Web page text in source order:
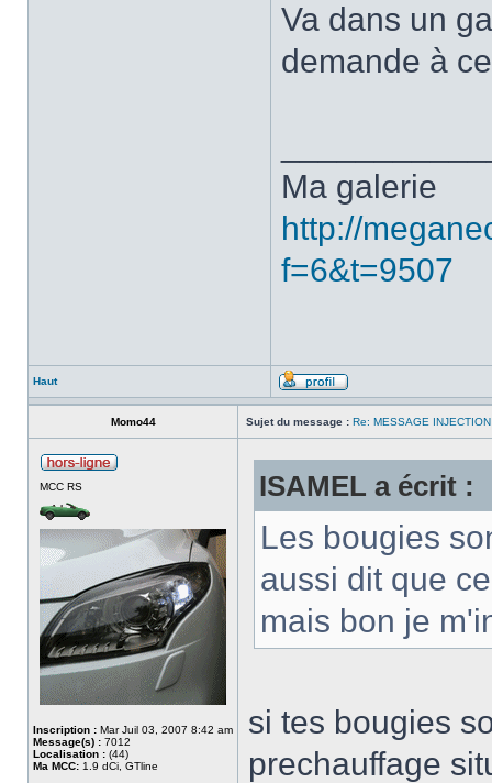
Va dans un
demande à
Ma galerie
http://
f=6&t=9507
Haut
Momo44 Sujet du message : Re: MESSAGE
MCC RS
Inscription : Mar Juil 03, 2007 8:42 am
Message(s) : 7012
Localisation : (44)
Ma MCC: 1.9 dCi, GTline
ISAMEL a écrit :
Les bougies
aussi dit que
mais bon je
si tes bougies
prechauffage